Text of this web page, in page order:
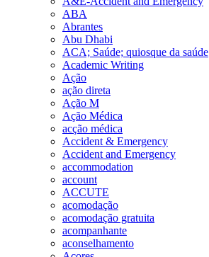
ABA
Abrantes
Abu Dhabi
ACA; Saúde; quiosque da saúde
Academic Writing
Ação
ação direta
Ação M
Ação Médica
acção médica
Accident & Emergency
Accident and Emergency
accommodation
account
ACCUTE
acomodação
acomodação gratuita
acompanhante
aconselhamento